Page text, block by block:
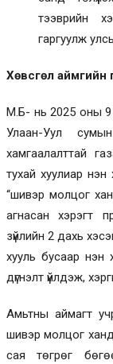
тээврийн
гаргуулж
Хөвсгөл аймгийн
М.Б- нь 2025 оны 9
Улаан-Уул
хамгаалалттай
тухай хуулиар
“шивэр молцог
агнасан хэрэгт
зүйлийн 2 дахь
хууль бусаар нэн
дүгнэлт үйлдэж,
Амьтны аймагт
шивэр молцог
сая төгрөг